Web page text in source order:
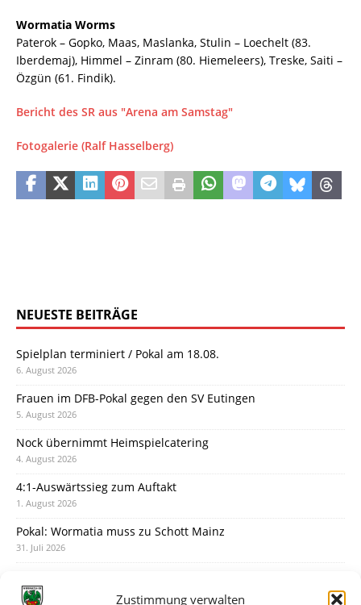
Zustimmung verwalten
Wormatia Worms
Paterok – Gopko, Maas, Maslanka, Stulin – Loechelt (83.
Iberdemaj), Himmel – Zinram (80. Hiemeleers), Treske, Saiti –
Özgün (61. Findik).
Bericht des SR aus "Arena am Samstag"
Fotogalerie (Ralf Hasselberg)
NEUESTE BEITRÄGE
Spielplan terminiert / Pokal am 18.08.
6. August 2026
Frauen im DFB-Pokal gegen den SV Eutingen
5. August 2026
Nock übernimmt Heimspielcatering
4. August 2026
4:1-Auswärtssieg zum Auftakt
1. August 2026
Pokal: Wormatia muss zu Schott Mainz
31. Juli 2026
30. Juli 2026